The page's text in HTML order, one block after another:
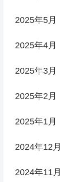
2025年5月
2025年4月
2025年3月
2025年2月
2025年1月
2024年12月
2024年11月